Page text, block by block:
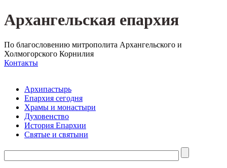
Архангельская епархия
По благословению митрополита Архангельского и
Холмогорского Корнилия
Контакты
Архипастырь
Епархия сегодня
Храмы и монастыри
Духовенство
История Епархии
Святые и святыни